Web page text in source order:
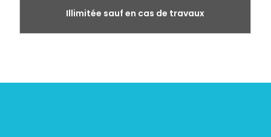
Illimitée sauf en cas de travaux